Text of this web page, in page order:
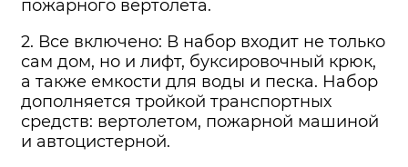
пожарного вертолета.
2. Все включено: В набор входит не только
сам дом, но и лифт, буксировочный крюк,
а также емкости для воды и песка. Набор
дополняется тройкой транспортных
средств: вертолетом, пожарной машиной
и автоцистерной.